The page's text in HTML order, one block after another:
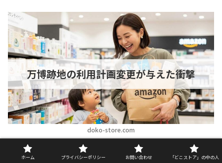
doko-store.com
万博跡地の利用計画変更が与えた衝撃
ホーム プライバシーポリシー お問い合わせ 「どこストア」の中の人